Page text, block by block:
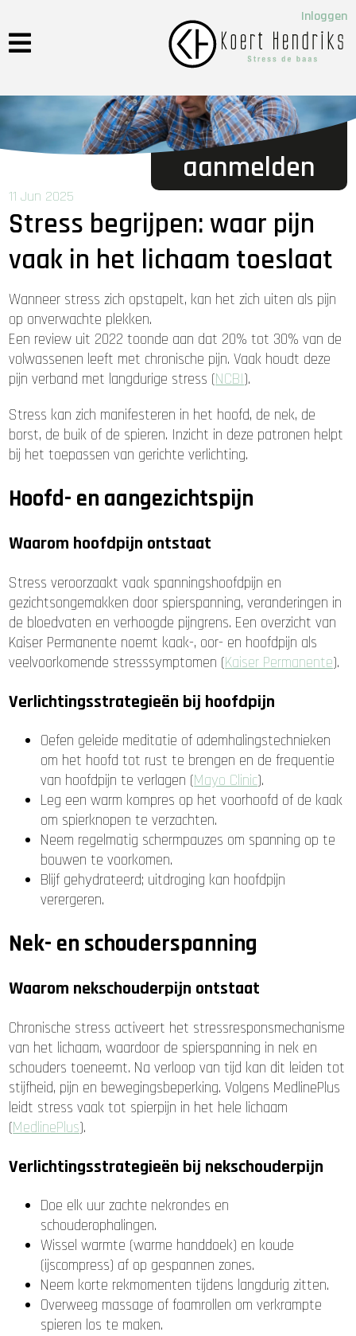
Inloggen
aanmelden
11 Jun 2025
Stress begrijpen: waar pijn
vaak in het lichaam toeslaat
Wanneer stress zich opstapelt, kan het zich uiten als pijn
op onverwachte plekken.
Een review uit 2022 toonde aan dat 20% tot 30% van de
volwassenen leeft met chronische pijn. Vaak houdt deze
pijn verband met langdurige stress (NCBI).
Stress kan zich manifesteren in het hoofd, de nek, de
borst, de buik of de spieren. Inzicht in deze patronen helpt
bij het toepassen van gerichte verlichting.
Hoofd- en aangezichtspijn
Waarom hoofdpijn ontstaat
Stress veroorzaakt vaak spanningshoofdpijn en
gezichtsongemakken door spierspanning, veranderingen in
de bloedvaten en verhoogde pijngrens. Een overzicht van
Kaiser Permanente noemt kaak-, oor- en hoofdpijn als
veelvoorkomende stresssymptomen (Kaiser Permanente).
Verlichtingsstrategieën bij hoofdpijn
Oefen geleide meditatie of ademhalingstechnieken
om het hoofd tot rust te brengen en de frequentie
van hoofdpijn te verlagen (Mayo Clinic).
Leg een warm kompres op het voorhoofd of de kaak
om spierknopen te verzachten.
Neem regelmatig schermpauzes om spanning op te
bouwen te voorkomen.
Blijf gehydrateerd; uitdroging kan hoofdpijn
verergeren.
Nek- en schouderspanning
Waarom nekschouderpijn ontstaat
Chronische stress activeert het stressresponsmechanisme
van het lichaam, waardoor de spierspanning in nek en
schouders toeneemt. Na verloop van tijd kan dit leiden tot
stijfheid, pijn en bewegingsbeperking. Volgens MedlinePlus
leidt stress vaak tot spierpijn in het hele lichaam
(MedlinePlus).
Verlichtingsstrategieën bij nekschouderpijn
Doe elk uur zachte nekrondes en
schouderophalingen.
Wissel warmte (warme handdoek) en koude
(ijscompress) af op gespannen zones.
Neem korte rekmomenten tijdens langdurig zitten.
Overweeg massage of foamrollen om verkrampte
spieren los te maken.